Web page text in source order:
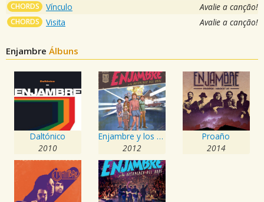
CHORDS Vínculo Avalie a canção!
CHORDS Visita Avalie a canção!
Enjambre Álbuns
Daltónico
2010
Enjambre y los Huéspedes del Orbe
2012
Proaño
2014